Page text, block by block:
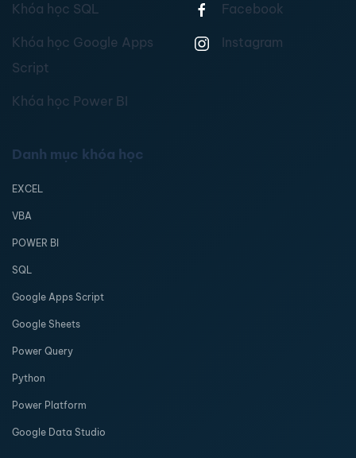
Khóa học SQL
Khóa học Google Apps
Script
Khóa học Power BI
Facebook
Instagram
Danh mục khóa học
EXCEL
VBA
POWER BI
SQL
Google Apps Script
Google Sheets
Power Query
Python
Power Platform
Google Data Studio